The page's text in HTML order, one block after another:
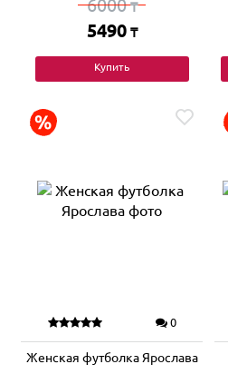
6000₸
5490 ₸
Купить
0
Женская футболка Ярослава